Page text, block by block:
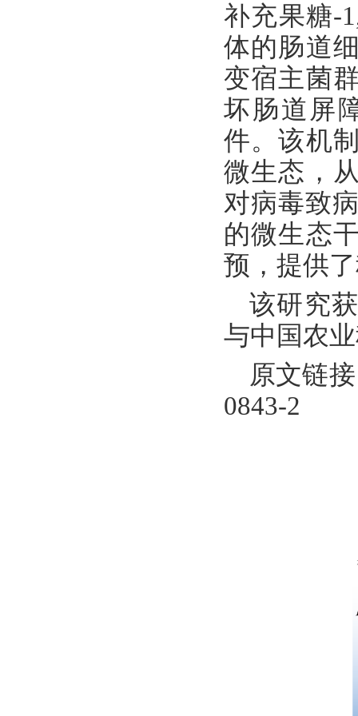
补充果糖-
体的肠道
变宿主菌
坏肠道屏
件。该机
微生态，
对病毒致
的微生态
预，提供
该研究
与中国农
原文链
0843-2